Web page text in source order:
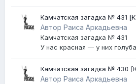
Камчатская загадка № 431
Автор Раиса Аркадьевна
Камчатская загадка № 431
У нас красная — у них
Камчатская загадка № 430
Авачинском вулкане]
Автор Раиса Аркадьевна